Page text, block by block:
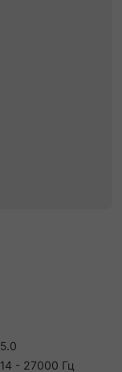
5.0
14 - 27000 Гц